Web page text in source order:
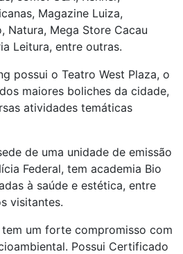
Magazine Luiza,
Natura, Mega Store Cacau
Leitura, entre outras.
possui o Teatro West Plaza, o
maiores boliches da cidade,
atividades temáticas
de uma unidade de emissão
Federal, tem academia Bio
à saúde e estética, entre
visitantes.
tem um forte compromisso com
Possui Certificado